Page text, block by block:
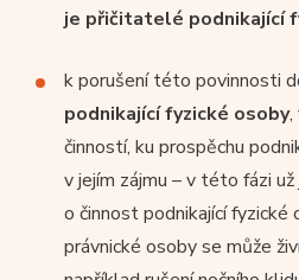
je přičitatelé podnikající
k porušení této povinnosti
podnikající fyzické osoby,
činností, ku prospěchu
v jejím zájmu – v této fázi
o činnost podnikající fyzické
právnické osoby se může